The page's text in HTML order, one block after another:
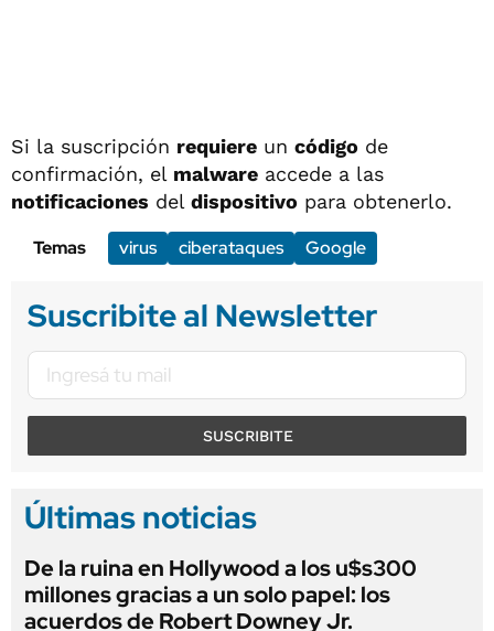
Si la suscripción requiere un código de
confirmación, el malware accede a las
notificaciones del dispositivo para obtenerlo.
Temas
virus ciberataques Google
Suscribite al Newsletter
SUSCRIBITE
Últimas noticias
De la ruina en Hollywood a los u$s300
millones gracias a un solo papel: los
acuerdos de Robert Downey Jr.